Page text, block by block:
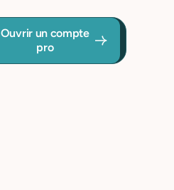
Ouvrir un compte
pro